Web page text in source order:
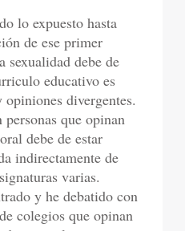
lo expuesto hasta
de ese primer
sexualidad debe de
educativo es
divergentes.
que opinan
debe de estar
indirectamente de
varias.
y he debatido con
colegios que opinan